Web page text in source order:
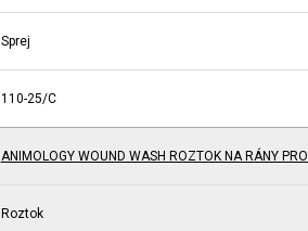
Sprej
110-25/C
ANIMOLOGY WOUND WASH ROZTOK NA RÁNY
Roztok